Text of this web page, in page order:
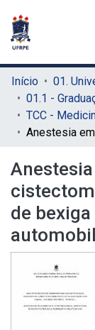
Início
01.1 -
de